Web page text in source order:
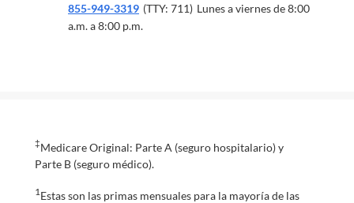
855-949-3319 (TTY: 711) Lunes a viernes de 8:00
a.m. a 8:00 p.m.
‡Medicare Original: Parte A (seguro hospitalario) y
Parte B (seguro médico).
1 Estas son las primas mensuales para la mayoría de las